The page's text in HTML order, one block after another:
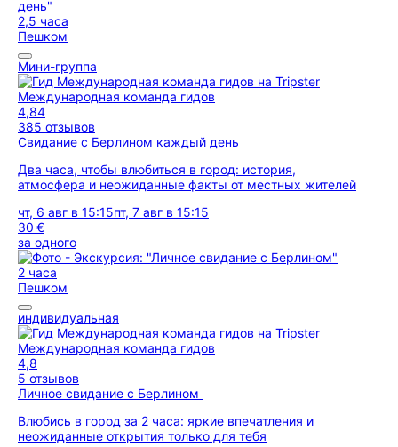
2,5 часа
Пешком
Мини-группа
Международная команда гидов
4,84
385 отзывов
Свидание с Берлином каждый день
Два часа, чтобы влюбиться в город: история,
атмосфера и неожиданные факты от местных жителей
чт, 6 авг в 15:15пт, 7 авг в 15:15
30 €
за одного
2 часа
Пешком
индивидуальная
Международная команда гидов
4,8
5 отзывов
Личное свидание с Берлином
Влюбись в город за 2 часа: яркие впечатления и
неожиданные открытия только для тебя